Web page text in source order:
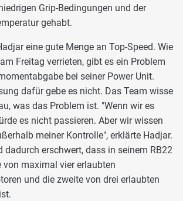
Grip-Bedingungen und der
gehabt.
eine gute Menge an Top-Speed. Wie
Freitag verrieten, gibt es ein Problem
bei seiner Power Unit.
dafür gebe es nicht. Das Team wisse
was das Problem ist. "Wenn wir es
es nicht passieren. Aber wir wissen
meiner Kontrolle", erklärte Hadjar.
dadurch erschwert, dass in seinem RB22
von maximal vier erlaubten
und die zweite von drei erlaubten